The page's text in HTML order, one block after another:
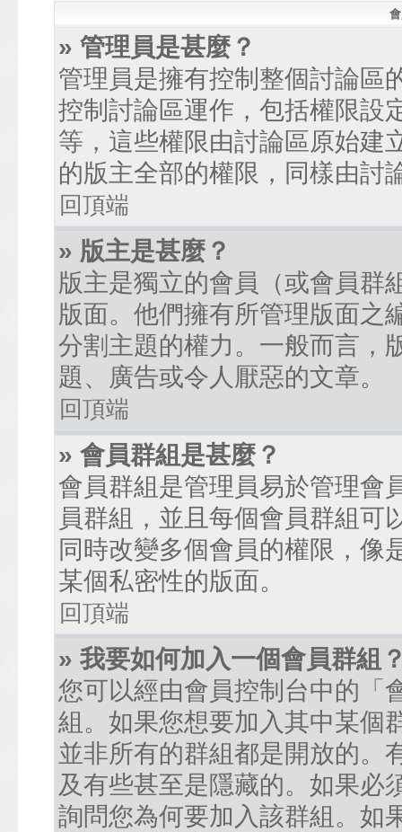
» 管理員是甚麼？
管理員是擁有控制整個討論區
控制討論區運作，包括權限設
等，這些權限由討論區原始建
的版主全部的權限，同樣由討
回頂端
» 版主是甚麼？
版主是獨立的會員（或會員群
版面。他們擁有所管理版面之
分割主題的權力。一般而言，
題、廣告或令人厭惡的文章。
回頂端
» 會員群組是甚麼？
會員群組是管理員易於管理會
員群組，並且每個會員群組可
同時改變多個會員的權限，像
某個私密性的版面。
回頂端
» 我要如何加入一個會員群組
您可以經由會員控制台中的「
組。如果您想要加入其中某個
並非所有的群組都是開放的。
及有些甚至是隱藏的。如果必
詢問您為何要加入該群組。如